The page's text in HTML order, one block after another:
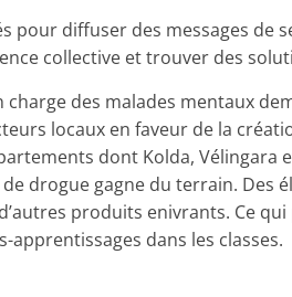
pour diffuser des messages de
collective et trouver des
des malades mentaux
locaux en faveur de la
dont Kolda, Vélingara
drogue gagne du terrain. Des
produits enivrants. Ce
dans les classes.